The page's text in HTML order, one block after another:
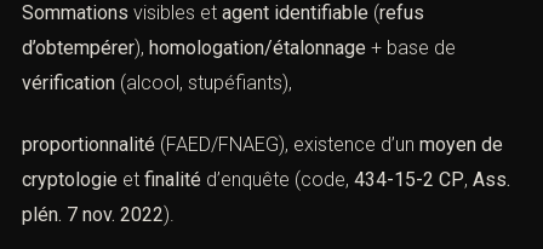
Sommations visibles et agent identifiable (refus
d’obtempérer), homologation/étalonnage + base de
vérification (alcool, stupéfiants),
proportionnalité (FAED/FNAEG), existence d’un moyen de
cryptologie et finalité d’enquête (code, 434-15-2 CP, Ass.
plén. 7 nov. 2022).